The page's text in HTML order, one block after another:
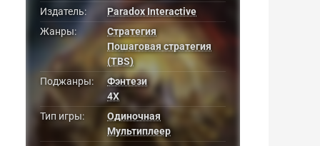
Издатель:
Paradox Interactive
Жанры:
Стратегия
Пошаговая стратегия
(TBS)
Поджанры:
Фэнтези
4X
Тип игры:
Одиночная
Мультиплеер